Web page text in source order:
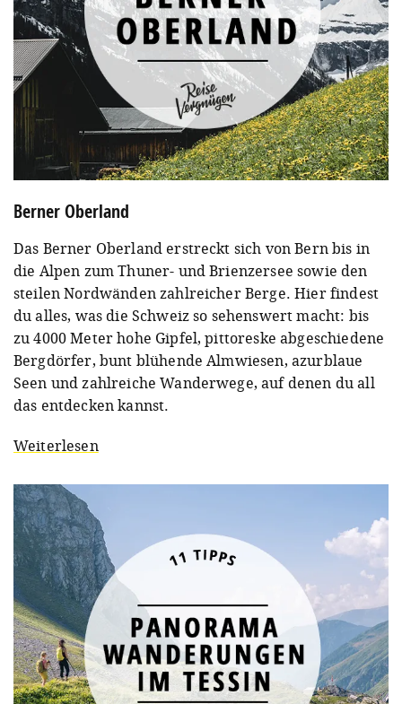
Berner Oberland
Das Berner Oberland erstreckt sich von Bern bis in
die Alpen zum Thuner- und Brienzersee sowie den
steilen Nordwänden zahlreicher Berge. Hier findest
du alles, was die Schweiz so sehenswert macht: bis
zu 4000 Meter hohe Gipfel, pittoreske abgeschiedene
Bergdörfer, bunt blühende Almwiesen, azurblaue
Seen und zahlreiche Wanderwege, auf denen du all
das entdecken kannst.
Weiterlesen